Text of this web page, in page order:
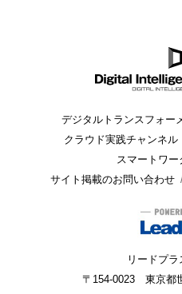
デジタルトランスフォー
クラウド実践チャンネル
スマートワ
サイト掲載のお問い合わせ
リードプ
〒154-0023 東京都